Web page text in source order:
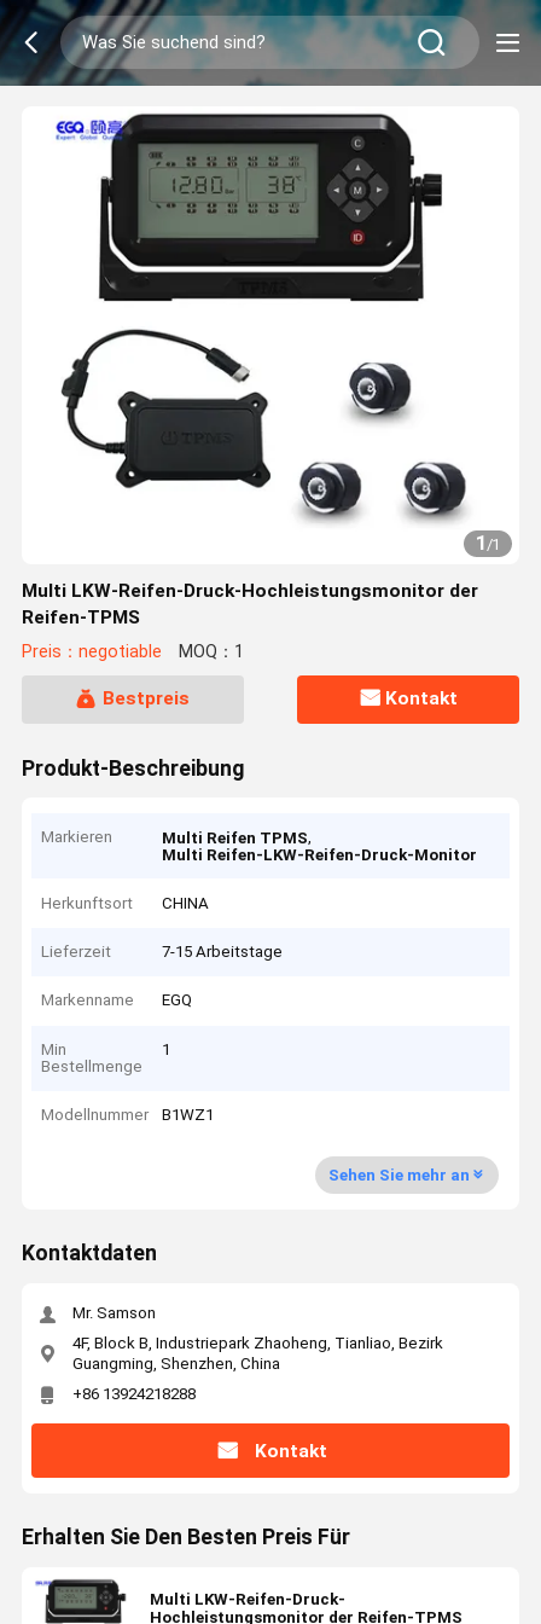
1/1
Multi LKW-Reifen-Druck-Hochleistungsmonitor der
Reifen-TPMS
Preis：negotiable MOQ：1
Bestpreis Kontakt
Produkt-Beschreibung
Markieren Multi Reifen TPMS,
Multi Reifen-LKW-Reifen-Druck-Monitor
Herkunftsort CHINA
Lieferzeit 7-15 Arbeitstage
Markenname EGQ
Min
Bestellmenge
1
Modellnummer B1WZ1
Sehen Sie mehr an
Kontaktdaten
Mr. Samson
4F, Block B, Industriepark Zhaoheng, Tianliao, Bezirk
Guangming, Shenzhen, China
+86 13924218288
Kontakt
Erhalten Sie Den Besten Preis Für
Multi LKW-Reifen-Druck-
Hochleistungsmonitor der Reifen-TPMS